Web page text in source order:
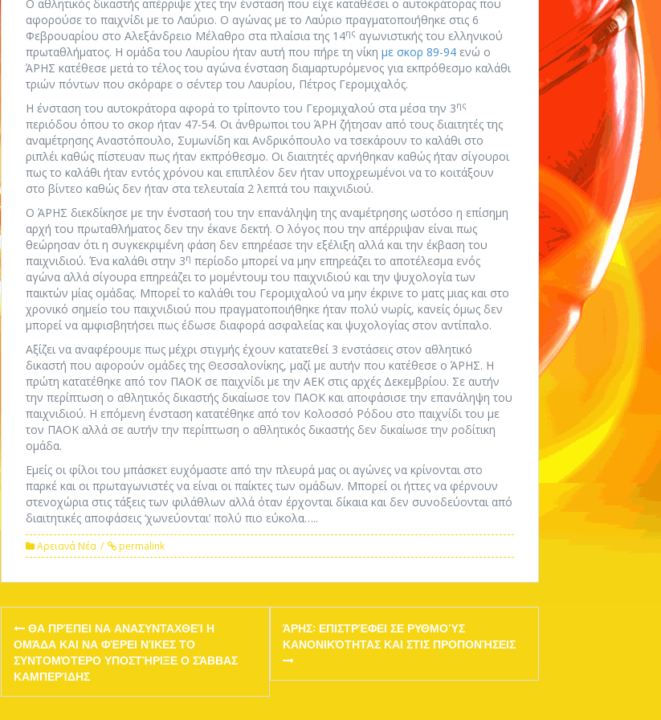
Ο αθλητικός δικαστής απέρριψε χτες την ένσταση που είχε καταθέσει ο αυτοκράτορας που
αφορούσε το παιχνίδι με το Λαύριο. Ο αγώνας με το Λαύριο πραγματοποιήθηκε στις 6
Φεβρουαρίου στο Αλεξάνδρειο Μέλαθρο στα πλαίσια της 14ης αγωνιστικής του ελληνικού
πρωταθλήματος. Η ομάδα του Λαυρίου ήταν αυτή που πήρε τη νίκη με σκορ 89-94 ενώ ο
ΆΡΗΣ κατέθεσε μετά το τέλος του αγώνα ένσταση διαμαρτυρόμενος για εκπρόθεσμο καλάθι
τριών πόντων που σκόραρε ο σέντερ του Λαυρίου, Πέτρος Γερομιχαλός.
Η ένσταση του αυτοκράτορα αφορά το τρίποντο του Γερομιχαλού στα μέσα την 3ης
περιόδου όπου το σκορ ήταν 47-54. Οι άνθρωποι του ΆΡΗ ζήτησαν από τους διαιτητές της
αναμέτρησης Αναστόπουλο, Συμωνίδη και Ανδρικόπουλο να τσεκάρουν το καλάθι στο
ριπλέι καθώς πίστευαν πως ήταν εκπρόθεσμο. Οι διαιτητές αρνήθηκαν καθώς ήταν σίγουροι
πως το καλάθι ήταν εντός χρόνου και επιπλέον δεν ήταν υποχρεωμένοι να το κοιτάξουν
στο βίντεο καθώς δεν ήταν στα τελευταία 2 λεπτά του παιχνιδιού.
Ο ΆΡΗΣ διεκδίκησε με την ένστασή του την επανάληψη της αναμέτρησης ωστόσο η επίσημη
αρχή του πρωταθλήματος δεν την έκανε δεκτή. Ο λόγος που την απέρριψαν είναι πως
θεώρησαν ότι η συγκεκριμένη φάση δεν επηρέασε την εξέλιξη αλλά και την έκβαση του
παιχνιδιού. Ένα καλάθι στην 3η περίοδο μπορεί να μην επηρεάζει το αποτέλεσμα ενός
αγώνα αλλά σίγουρα επηρεάζει το μομέντουμ του παιχνιδιού και την ψυχολογία των
παικτών μίας ομάδας. Μπορεί το καλάθι του Γερομιχαλού να μην έκρινε το ματς μιας και στο
χρονικό σημείο του παιχνιδιού που πραγματοποιήθηκε ήταν πολύ νωρίς, κανείς όμως δεν
μπορεί να αμφισβητήσει πως έδωσε διαφορά ασφαλείας και ψυχολογίας στον αντίπαλο.
Αξίζει να αναφέρουμε πως μέχρι στιγμής έχουν κατατεθεί 3 ενστάσεις στον αθλητικό
δικαστή που αφορούν ομάδες της Θεσσαλονίκης, μαζί με αυτήν που κατέθεσε ο ΆΡΗΣ. Η
πρώτη κατατέθηκε από τον ΠΑΟΚ σε παιχνίδι με την ΑΕΚ στις αρχές Δεκεμβρίου. Σε αυτήν
την περίπτωση ο αθλητικός δικαστής δικαίωσε τον ΠΑΟΚ και αποφάσισε την επανάληψη του
παιχνιδιού. Η επόμενη ένσταση κατατέθηκε από τον Κολοσσό Ρόδου στο παιχνίδι του με
τον ΠΑΟΚ αλλά σε αυτήν την περίπτωση ο αθλητικός δικαστής δεν δικαίωσε την ροδίτικη
ομάδα.
Εμείς οι φίλοι του μπάσκετ ευχόμαστε από την πλευρά μας οι αγώνες να κρίνονται στο
παρκέ και οι πρωταγωνιστές να είναι οι παίκτες των ομάδων. Μπορεί οι ήττες να φέρνουν
στενοχώρια στις τάξεις των φιλάθλων αλλά όταν έρχονται δίκαια και δεν συνοδεύονται από
διαιτητικές αποφάσεις ‘χωνεύονται’ πολύ πιο εύκολα…..
Αρειανά Νέα permalink
Post
navigation
ΘΑ ΠΡΈΠΕΙ ΝΑ ΑΝΑΣΥΝΤΑΧΘΕΊ Η
ΟΜΆΔΑ ΚΑΙ ΝΑ ΦΈΡΕΙ ΝΊΚΕΣ ΤΟ
ΣΥΝΤΟΜΌΤΕΡΟ ΥΠΟΣΤΉΡΙΞΕ Ο ΣΆΒΒΑΣ
ΚΑΜΠΕΡΊΔΗΣ
ΆΡΗΣ: ΕΠΙΣΤΡΈΦΕΙ ΣΕ ΡΥΘΜΟΎΣ
ΚΑΝΟΝΙΚΌΤΗΤΑΣ ΚΑΙ ΣΤΙΣ ΠΡΟΠΟΝΉΣΕΙΣ